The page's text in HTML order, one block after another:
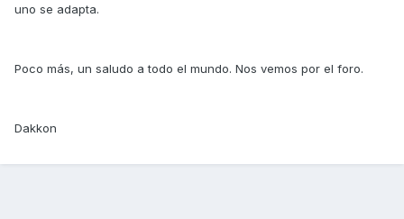
uno se adapta.
Poco más, un saludo a todo el mundo. Nos vemos por el foro.
Dakkon